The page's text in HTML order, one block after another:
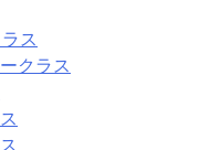
ス
クラス